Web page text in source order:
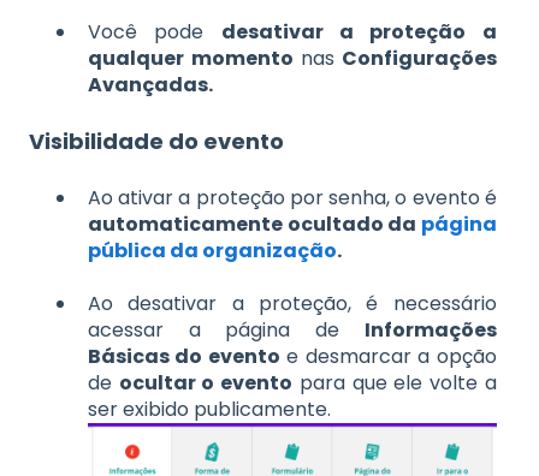
Você pode desativar a proteção a
qualquer momento nas Configurações
Avançadas.
Visibilidade do evento
Ao ativar a proteção por senha, o evento é
automaticamente ocultado da página
pública da organização.
Ao desativar a proteção, é necessário
acessar a página de Informações
Básicas do evento e desmarcar a opção
de ocultar o evento para que ele volte a
ser exibido publicamente.